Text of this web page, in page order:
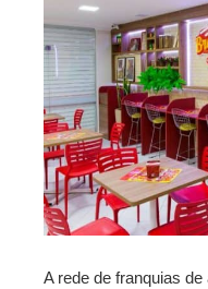
A rede de franquias